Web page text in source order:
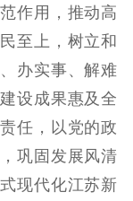
作品著作权
登记服务
文艺创作
服务管理
新闻发布工作备
案管理系统
作用，推动高
至上，树立和
办实事、解难
设成果惠及全
任，以党的政
巩固发展风清
现代化江苏新